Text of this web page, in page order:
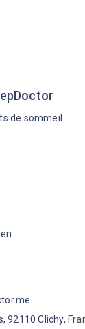
de sommeil
92110 Clichy,